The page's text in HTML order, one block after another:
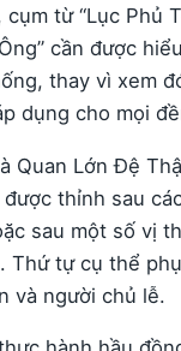
từ “Lục Phủ
cần được
thay vì xem
dụng cho mọi
Quan Lớn Đệ
thỉnh sau
sau một số vị
Thứ tự cụ thể
và người chủ lễ.